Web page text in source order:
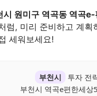
시 원미구 역곡동 역곡
럼, 미리 준비하고 계
세워보세요!
부천시
투자 전
부천시 역곡e편한세상